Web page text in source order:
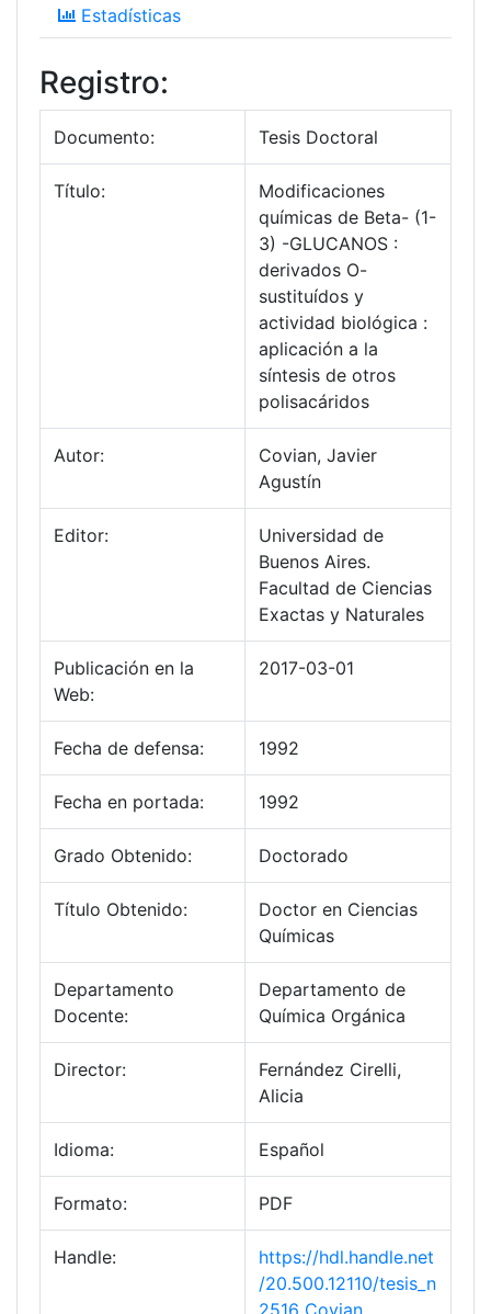
Estadísticas
Registro:
Documento: Tesis Doctoral
Título:
Modificaciones
químicas de Beta- (1-
3) -GLUCANOS :
derivados O-
sustituídos y
actividad biológica :
aplicación a la
síntesis de otros
polisacáridos
Autor:
Covian, Javier
Agustín
Editor:
Universidad de
Buenos Aires.
Facultad de Ciencias
Exactas y Naturales
Publicación en la
Web:
2017-03-01
Fecha de defensa: 1992
Fecha en portada: 1992
Grado Obtenido: Doctorado
Título Obtenido:
Doctor en Ciencias
Químicas
Departamento
Docente:
Departamento de
Química Orgánica
Director:
Fernández Cirelli,
Alicia
Idioma: Español
Formato: PDF
Handle:
https://hdl.handle.net
/20.500.12110/tesis_n